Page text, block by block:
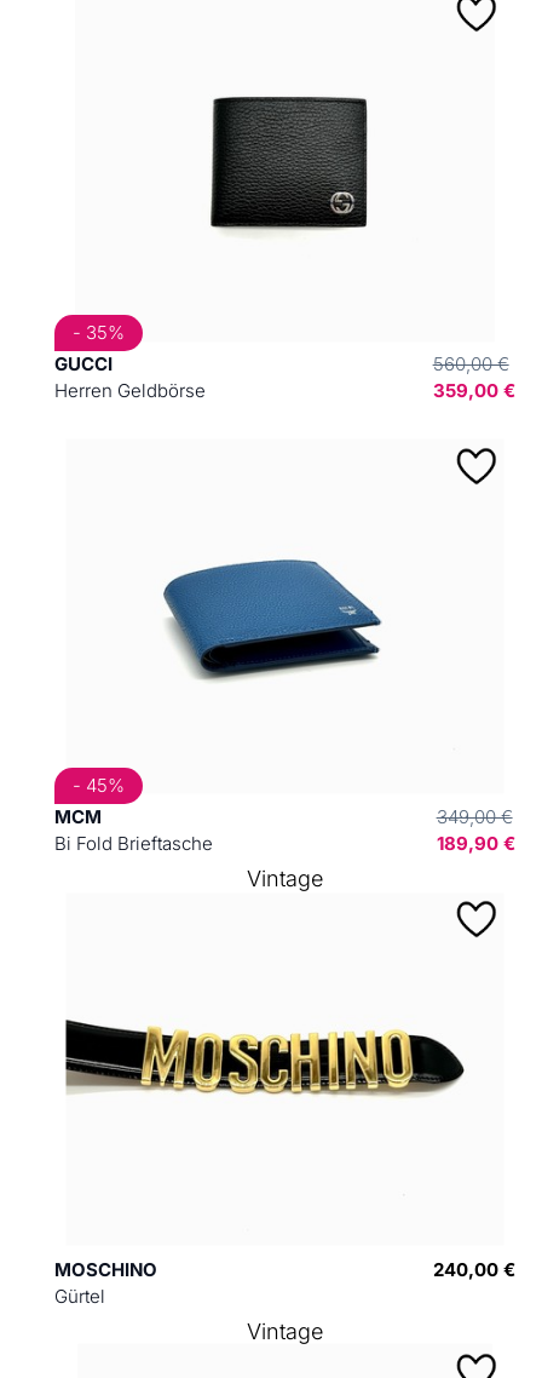
GUCCI
Herren Geldbörse
560,00 €
359,00 €
- 35%
MCM
Bi Fold Brieftasche
349,00 €
189,90 €
- 45%
MOSCHINO
Gürtel
240,00 €
Vintage
Vintage